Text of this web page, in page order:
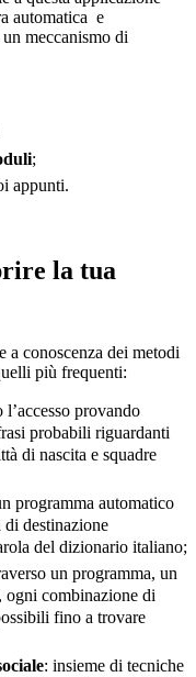
automatica e
meccanismo di
;
appunti.
la tua
a conoscenza dei metodi
più frequenti:
l’accesso provando
probabili riguardanti
di nascita e squadre
programma automatico
di destinazione
del dizionario italiano;
un programma, un
ogni combinazione di
fino a trovare
: insieme di tecniche